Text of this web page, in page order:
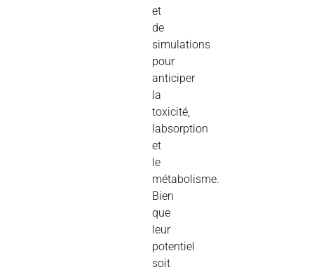
et
de
simulations
pour
anticiper
la
toxicité,
labsorption
et
le
métabolisme.
Bien
que
leur
potentiel
soit